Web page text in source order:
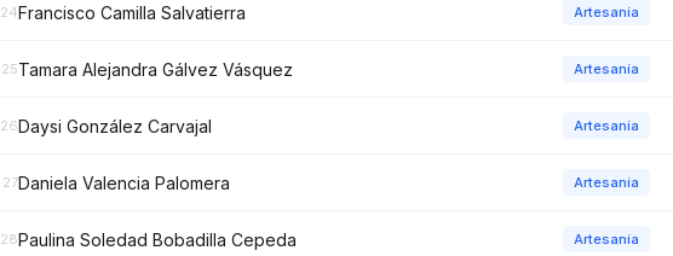
24Francisco Camilla Salvatierra Artesanía
25Tamara Alejandra Gálvez Vásquez Artesanía
26Daysi González Carvajal Artesanía
27Daniela Valencia Palomera Artesanía
28Paulina Soledad Bobadilla Cepeda Artesanía